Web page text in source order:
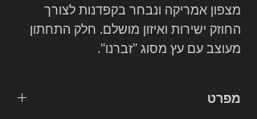
מצפון אמריקה ונבחר בקפדנות לצורך
החוזק ישירות ואיזון מושלם. חלק התחתון
מעוצב עם עץ מסוג "זברנו".
מפרט